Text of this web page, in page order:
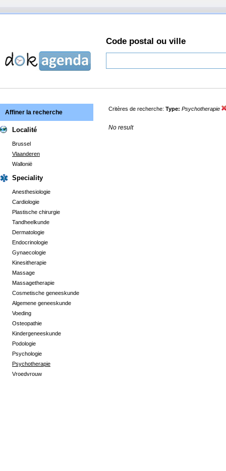
Code postal ou ville
Affiner la recherche
Localité
Brussel
Vlaanderen
Wallonië
Speciality
Anesthesiologie
Cardiologie
Plastische chirurgie
Tandheelkunde
Dermatologie
Endocrinologie
Gynaecologie
Kinesitherapie
Massage
Massagetherapie
Cosmetische geneeskunde
Algemene geneeskunde
Voeding
Osteopathie
Kindergeneeskunde
Podologie
Psychologie
Psychotherapie
Vroedvrouw
Critères de recherche: Type: Psychotherapie
No result